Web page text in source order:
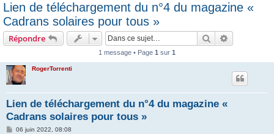
Lien de téléchargement du n°4 du magazine «
Cadrans solaires pour tous »
Répondre Rechercher
1 message • Page 1 sur 1
RogerTorrenti
Lien de téléchargement du n°4 du magazine «
Cadrans solaires pour tous »
M06 juin 2022, 08:08